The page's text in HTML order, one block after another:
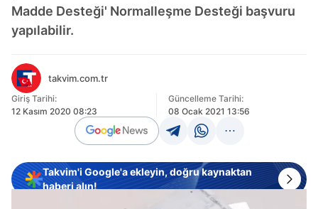
Madde Desteği' Normalleşme Desteği başvuru
yapılabilir.
takvim.com.tr
Giriş Tarihi:
12 Kasım 2020 08:23
Güncelleme Tarihi:
08 Ocak 2021 13:56
Takvim'i Google'a ekleyin, doğru kaynaktan
haberi alın!